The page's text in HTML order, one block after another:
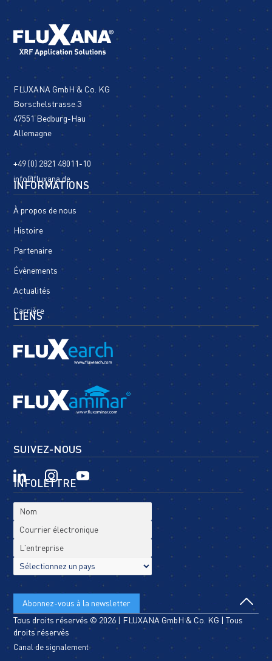
FLUXANA GmbH & Co. KG
Borschelstrasse 3
47551 Bedburg-Hau
Allemagne
+49 (0) 2821 48011-10
info@fluxana.de
INFORMATIONS
À propos de nous
Histoire
Partenaire
Évènements
Actualités
Carrière
LIENS
SUIVEZ-NOUS
INFOLETTRE
Tous droits réservés © 2026 | FLUXANA GmbH & Co. KG | Tous
droits réservés
Canal de signalement